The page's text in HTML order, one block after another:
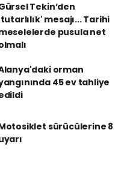
Tekin’den
mesajı... Tarihi
pusula net
orman
45 ev tahliye
sürücülerine 8